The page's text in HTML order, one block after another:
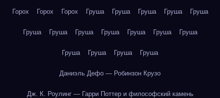
Горох Горох Горох Груша Груша Груша Груша Груша
Груша Груша Груша Груша Груша Груша Груша
Груша Груша Груша Груша
Даниэль Дефо — Робинзон Крузо
Дж. К. Роулинг — Гарри Поттер и философский камень